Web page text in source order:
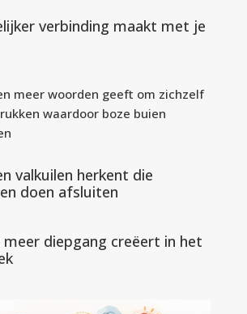
verbinding maakt met je
meer woorden geeft om zichzelf
waardoor boze buien
valkuilen herkent die
doen afsluiten
meer diepgang creëert in het